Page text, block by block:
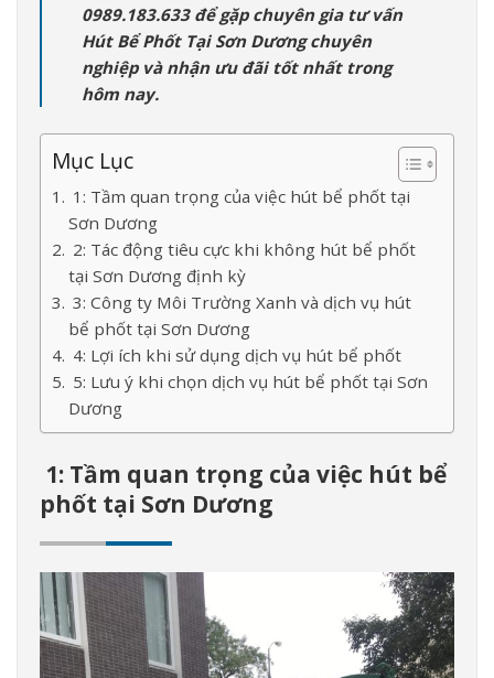
0989.183.633 để gặp chuyên gia tư vấn
Hút Bể Phốt Tại Sơn Dương chuyên
nghiệp và nhận ưu đãi tốt nhất trong
hôm nay.
Mục Lục
1: Tầm quan trọng của việc hút bể phốt tại
Sơn Dương
2: Tác động tiêu cực khi không hút bể phốt
tại Sơn Dương định kỳ
3: Công ty Môi Trường Xanh và dịch vụ hút
bể phốt tại Sơn Dương
4: Lợi ích khi sử dụng dịch vụ hút bể phốt
5: Lưu ý khi chọn dịch vụ hút bể phốt tại Sơn
Dương
1: Tầm quan trọng của việc hút bể
phốt tại Sơn Dương